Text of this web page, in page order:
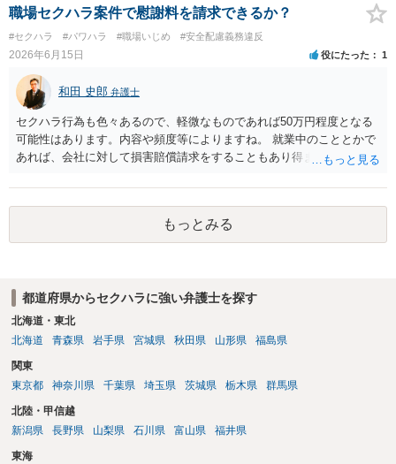
いますので、依頼する弁護士によっても費用は変わってきます。
拠がない限り立証が困難となり、請求が認められない可能性がござい
ます。 ②未払給与に関しては労務を提供しているのにもかかわらず支
払われていない場合は、契約違反となりますので請求可能かと存じま
す。 ③休日・時間外労働については、休日・時間外労働があったこと
を示す証拠があるかまずは確認する必要があるかと存じます。 ④パワ
ハラ・セクハラに関しては、具体的な言動の内容によって判断が分か
れますので、録音データやLINEでのやり取り等を確認する必要がある
かと存じます。 ⑤退職勧奨については退職する意思がないのであれば
きっぱりと断ればよく、解雇については不当な解雇である場合には解
雇無効を争うなどの対応が考えられます。 回答としては以上になりま
すが、まずは、資料一式をご持参いただき最寄りの法律事務所にご相
談するか、労働基準監督署に相談する等の対応をしていただくことが
職場セクハラ案件で慰謝料を請求できるか？
#セクハラ #パワハラ #職場いじめ #安全配慮義務違反
2026年6月15日 役にたった 1
和田 史郎 弁護士
セクハラ行為も色々あるので、軽微なものであれば50万円程度となる
可能性はあります。内容や頻度等によりますね。 就業中のこととかで
あれば、会社に対して損害賠償請求をすることもあり得ます。
もっとみる
都道府県からセクハラに強い弁護士を探す
北海道・東北
北海道
青森県 岩手県 宮城県 秋田県 山形県 福島県
関東
東京都
神奈川県 千葉県 埼玉県 茨城県 栃木県 群馬県
北陸・甲信越
新潟県
長野県 山梨県 石川県 富山県 福井県
東海